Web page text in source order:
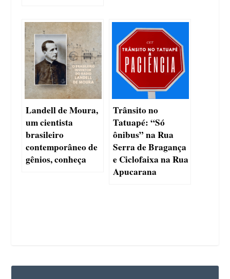
Landell de Moura,
um cientista
brasileiro
contemporâneo de
gênios, conheça
Trânsito no
Tatuapé: “Só
ônibus” na Rua
Serra de Bragança
e Ciclofaixa na Rua
Apucarana